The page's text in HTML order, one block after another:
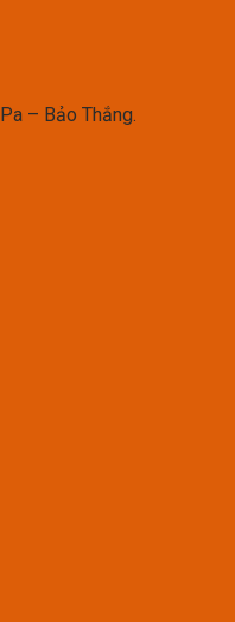
– Bảo Thắng.